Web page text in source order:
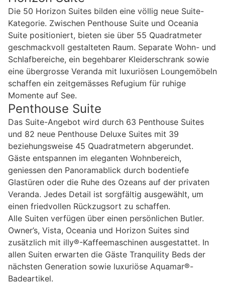
Die 50 Horizon Suites bilden eine völlig neue Suite-
Kategorie. Zwischen Penthouse Suite und Oceania
Suite positioniert, bieten sie über 55 Quadratmeter
geschmackvoll gestalteten Raum. Separate Wohn- und
Schlafbereiche, ein begehbarer Kleiderschrank sowie
eine übergrosse Veranda mit luxuriösen Loungemöbeln
schaffen ein zeitgemässes Refugium für ruhige
Momente auf See.
Penthouse Suite
Das Suite-Angebot wird durch 63 Penthouse Suites
und 82 neue Penthouse Deluxe Suites mit 39
beziehungsweise 45 Quadratmetern abgerundet.
Gäste entspannen im eleganten Wohnbereich,
geniessen den Panoramablick durch bodentiefe
Glastüren oder die Ruhe des Ozeans auf der privaten
Veranda. Jedes Detail ist sorgfältig ausgewählt, um
einen friedvollen Rückzugsort zu schaffen.
Alle Suiten verfügen über einen persönlichen Butler.
Owner’s, Vista, Oceania und Horizon Suites sind
zusätzlich mit illy®-Kaffeemaschinen ausgestattet. In
allen Suiten erwarten die Gäste Tranquility Beds der
nächsten Generation sowie luxuriöse Aquamar®-
Badeartikel.